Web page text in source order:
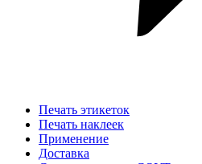
Печать этикеток
Печать наклеек
Применение
Доставка